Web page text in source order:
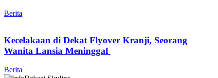
Berita
Kecelakaan di Dekat Flyover Kranji, Seorang
Wanita Lansia Meninggal
Berita